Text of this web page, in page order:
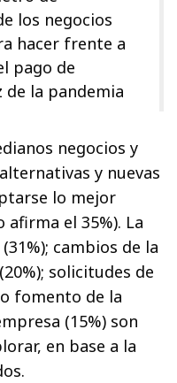
los negocios
hacer frente a
pago de
de la pandemia
negocios y
y nuevas
lo mejor
el 35%). La
cambios de la
solicitudes de
fomento de la
(15%) son
en base a la